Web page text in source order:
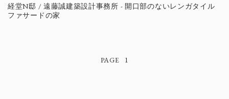
経堂N邸 / 遠藤誠建築設計事務所 - 開口部のないレンガタイル
ファサードの家
1